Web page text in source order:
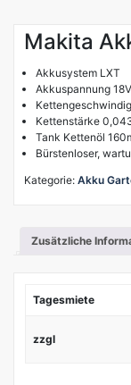
Makita
Akkusystem LXT
Akkuspannung
Kettenstärke
Tank Kettenöl
Bürstenloser,
Kategorie: Akku
Zusätzliche
Tagesmiete
zzgl